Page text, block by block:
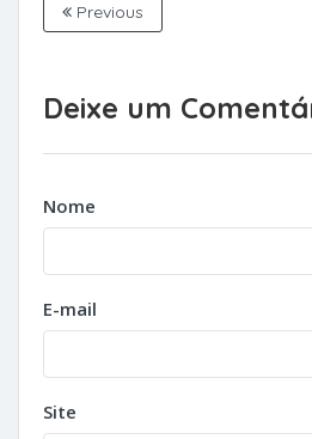
Previous
Deixe um
Nome
E-mail
Site